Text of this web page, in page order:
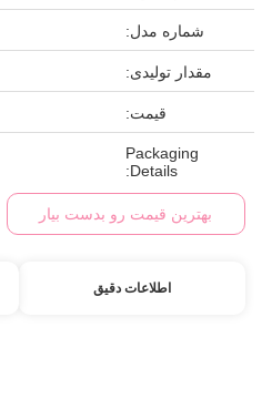
شماره مدل:
مقدار تولیدی:
قیمت:
Packaging
Details:
بهترین قیمت رو بدست بیار
اطلاعات دقیق